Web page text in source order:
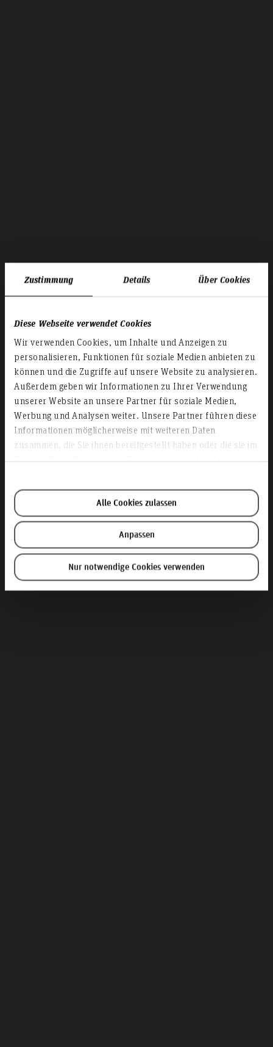
Zustimmung Details Über Cookies
Diese Webseite verwendet Cookies
Wir verwenden Cookies, um Inhalte und Anzeigen zu
personalisieren, Funktionen für soziale Medien anbieten zu
können und die Zugriffe auf unsere Website zu analysieren.
Außerdem geben wir Informationen zu Ihrer Verwendung
unserer Website an unsere Partner für soziale Medien,
Werbung und Analysen weiter. Unsere Partner führen diese
Informationen möglicherweise mit weiteren Daten
zusammen, die Sie ihnen bereitgestellt haben oder die sie im
Alle Cookies zulassen
Anpassen
Nur notwendige Cookies verwenden
Experiences of
International Students